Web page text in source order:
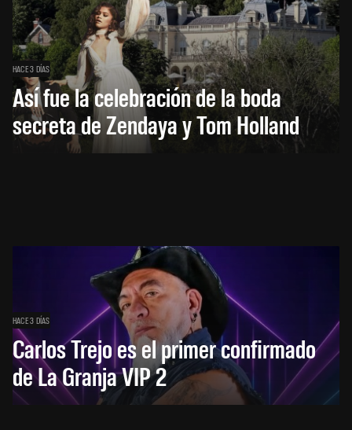
HACE 3 DÍAS
Así fue la celebración de la boda
secreta de Zendaya y Tom Holland
HACE 3 DÍAS
Carlos Trejo es el primer confirmado
de La Granja VIP 2